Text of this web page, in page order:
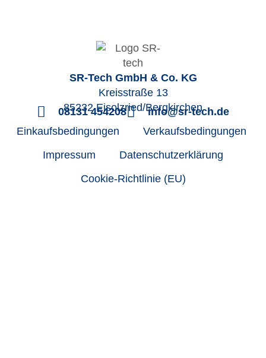
SR-Tech GmbH & Co. KG
Kreisstraße 13
85232 Eisolzried/Bergkirchen
08131 454208
info@sr-tech.de
Einkaufsbedingungen
Verkaufsbedingungen
Impressum
Datenschutzerklärung
Cookie-Richtlinie (EU)